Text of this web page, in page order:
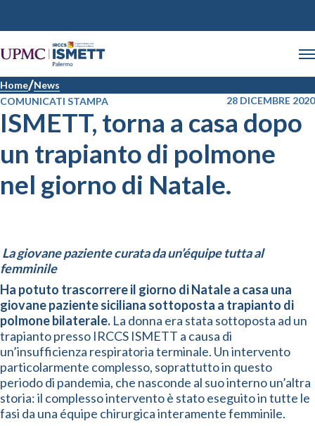
Home News
COMUNICATI STAMPA
28 DICEMBRE 2020
ISMETT, torna a casa dopo
un trapianto di polmone
nel giorno di Natale.
La giovane paziente curata da un’équipe tutta al
femminile
Ha potuto trascorrere il giorno di Natale a casa una
giovane paziente siciliana sottoposta a trapianto di
polmone bilaterale. La donna era stata sottoposta ad un
trapianto presso IRCCS ISMETT a causa di
un’insufficienza respiratoria terminale. Un intervento
particolarmente complesso, soprattutto in questo
periodo di pandemia, che nasconde al suo interno un’altra
storia: il complesso intervento è stato eseguito in tutte le
fasi da una équipe chirurgica interamente femminile.